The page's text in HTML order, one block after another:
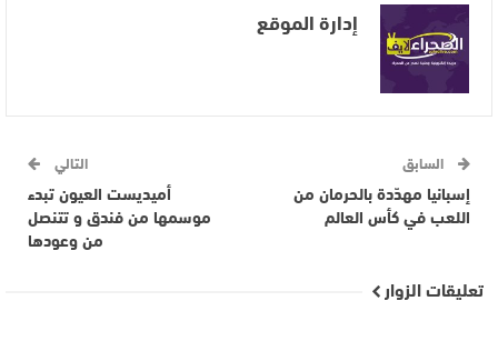
إدارة الموقع
السابق
إسبانيا مهدّدة بالحرمان من
اللعب في كأس العالم
التالي
أميديست العيون تبدء
موسمها من فندق و تتنصل
من وعودها
تعليقات الزوار